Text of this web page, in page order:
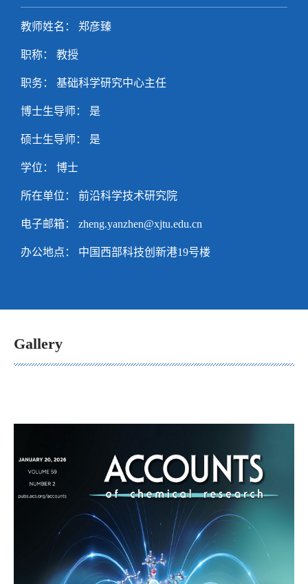
教师姓名： 郑彦臻
职称： 教授
职务： 基础科学研究中心主任
博士生导师： 是
硕士生导师： 是
学位： 博士
所在单位： 前沿科学技术研究院
电子邮箱： zheng.yanzhen@xjtu.edu.cn
办公地点： 中国西部科技创新港19号楼
Gallery